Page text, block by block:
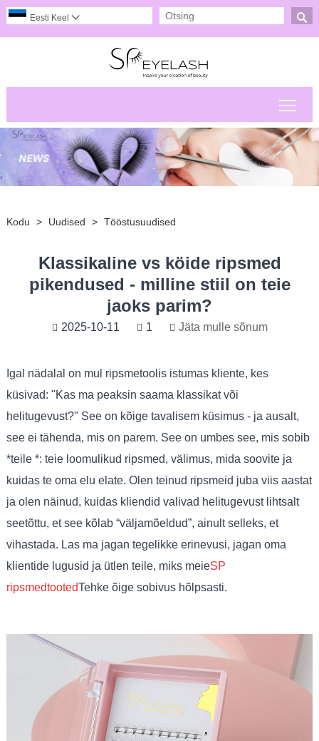

Eesti Keel 
Kodu > Uudised > Tööstusuudised
Klassikaline vs köide ripsmed
pikendused - milline stiil on teie
jaoks parim?
2025-10-11 1 Jäta mulle sõnum
Igal nädalal on mul ripsmetoolis istumas kliente, kes
küsivad: "Kas ma peaksin saama klassikat või
helitugevust?" See on kõige tavalisem küsimus - ja ausalt,
see ei tähenda, mis on parem. See on umbes see, mis sobib
*teile *: teie loomulikud ripsmed, välimus, mida soovite ja
kuidas te oma elu elate. Olen teinud ripsmeid juba viis aastat
ja olen näinud, kuidas kliendid valivad helitugevust lihtsalt
seetõttu, et see kõlab “väljamõeldud”, ainult selleks, et
vihastada. Las ma jagan tegelikke erinevusi, jagan oma
klientide lugusid ja ütlen teile, miks meieSP
ripsmedtootedTehke õige sobivus hõlpsasti.